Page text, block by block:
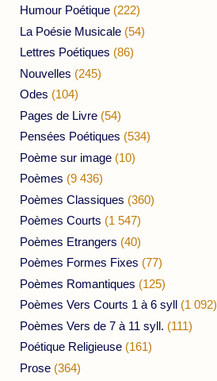
Humour Poétique (222)
La Poésie Musicale (54)
Lettres Poétiques (86)
Nouvelles (245)
Odes (104)
Pages de Livre (54)
Pensées Poétiques (534)
Poème sur image (10)
Poèmes (9 436)
Poèmes Classiques (360)
Poèmes Courts (1 547)
Poèmes Etrangers (40)
Poèmes Formes Fixes (77)
Poèmes Romantiques (125)
Poèmes Vers Courts 1 à 6 syll (1 092)
Poèmes Vers de 7 à 11 syll. (111)
Poétique Religieuse (161)
Prose (364)